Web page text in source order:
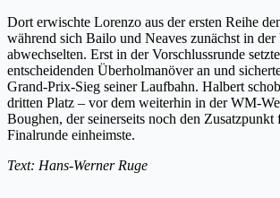
Dort erwischte Lorenzo aus der ersten Reihe
während sich Bailo und Neaves zunächst in
abwechselten. Erst in der Vorschlussrunde
entscheidenden Überholmanöver an und
Grand-Prix-Sieg seiner Laufbahn. Halbert
dritten Platz – vor dem weiterhin in der WM-
Boughen, der seinerseits noch den Zusatzpunkt
Finalrunde einheimste.
Text: Hans-Werner Ruge